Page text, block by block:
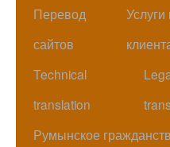
Перевод
сайтов
Technical
translation
Румынское